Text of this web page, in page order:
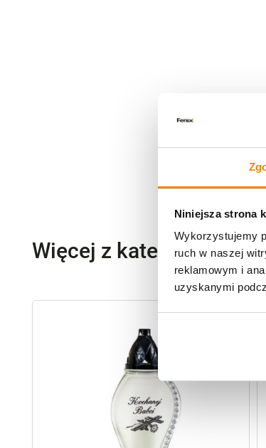
Niniejsza strona
Wykorzystujemy
ruch w naszej
reklamowym i
uzyskanymi
Więcej z kategorii